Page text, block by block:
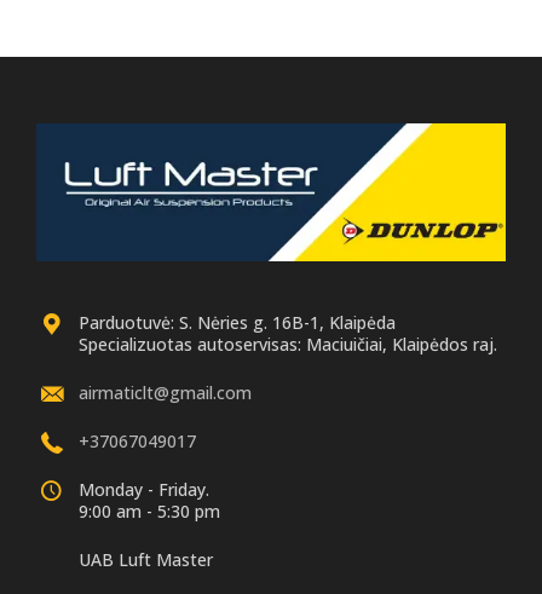
Parduotuvė: S. Nėries g. 16B-1, Klaipėda
Specializuotas autoservisas: Maciuičiai, Klaipėdos raj.
airmaticlt@gmail.com
+37067049017
Monday - Friday.
9:00 am - 5:30 pm
UAB Luft Master